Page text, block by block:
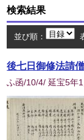
検索結果
並び順：
後七日御修法請
ふ函/10/4/ 延宝5年